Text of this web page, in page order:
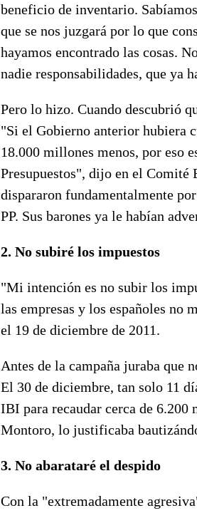
beneficio de inventario.
que se nos juzgará por lo que
hayamos encontrado las cosas.
nadie responsabilidades, que ya
Pero lo hizo. Cuando descubrió
"Si el Gobierno anterior hubiera
18.000 millones menos, por eso
Presupuestos", dijo en el Comité
dispararon fundamentalmente
PP. Sus barones ya le habían
2. No subiré los impuestos
"Mi intención es no subir los
las empresas y los españoles no
el 19 de diciembre de 2011.
Antes de la campaña juraba que
El 30 de diciembre, tan solo 11
IBI para recaudar cerca de
Montoro, lo justificaba
3. No abarataré el despido
Con la "extremadamente